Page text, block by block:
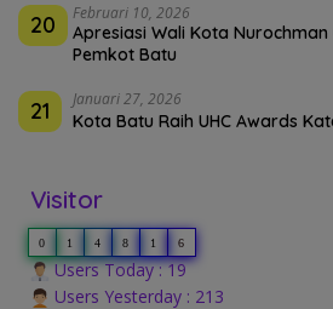
20 Februari 10, 2026
Apresiasi Wali Kota Nurochman
Pemkot Batu
21 Januari 27, 2026
Kota Batu Raih UHC Awards
Visitor
0 1 4 8 1 6
Users Today : 19
Users Yesterday : 213